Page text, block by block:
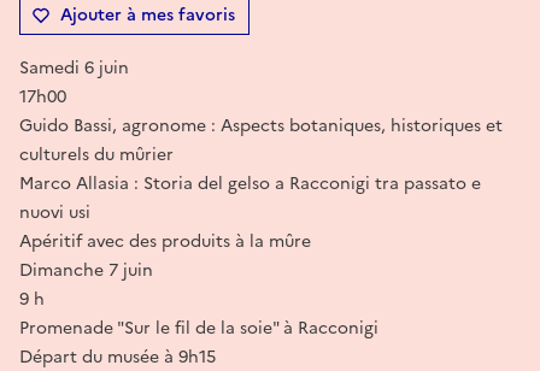
Ajouter à mes favoris
Samedi 6 juin
17h00
Guido Bassi, agronome : Aspects botaniques, historiques et
culturels du mûrier
Marco Allasia : Storia del gelso a Racconigi tra passato e
nuovi usi
Apéritif avec des produits à la mûre
Dimanche 7 juin
9 h
Promenade "Sur le fil de la soie" à Racconigi
Départ du musée à 9h15